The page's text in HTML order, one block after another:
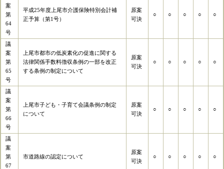
案
第
64
号
平成25年度上尾市介護保険特別会計補
正予算（第1号）
原案
可決
○ ○ ○ ○ ○
議
案
第
65
号
上尾市都市の低炭素化の促進に関する
法律関係手数料徴収条例の一部を改正
する条例の制定について
原案
可決
○ ○ ○ ○ ○
議
案
第
66
号
上尾市子ども・子育て会議条例の制定
について
原案
可決
○ ○ ○ ○ ○
議
案
第
67
市道路線の認定について
原案
可決
○ ○ ○ ○ ○